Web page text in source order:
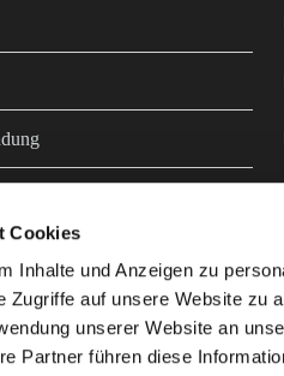
Cookies
Inhalte und Anzeigen zu
Zugriffe auf unsere Website zu
unserer Website an
Partner führen diese